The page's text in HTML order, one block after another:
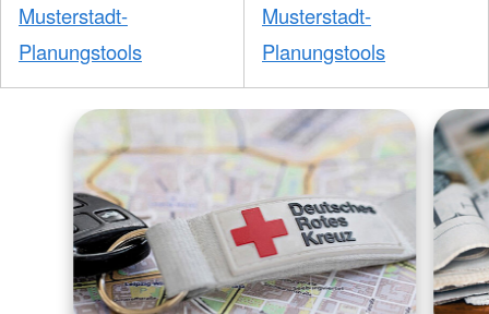
Musterstadt-
Planungstools
Musterstadt-
Planungstools